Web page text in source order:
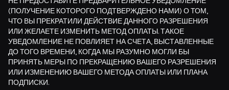
(ПОЛУЧЕНИЕ КОТОРОГО ПОДТВЕРЖДЕНО НАМИ) О ТОМ,
ЧТО ВЫ ПРЕКРАТИЛИ ДЕЙСТВИЕ ДАННОГО РАЗРЕШЕНИЯ
ИЛИ ЖЕЛАЕТЕ ИЗМЕНИТЬ МЕТОД ОПЛАТЫ. ТАКОЕ
УВЕДОМЛЕНИЕ НЕ ПОВЛИЯЕТ НА СЧЕТА, ВЫСТАВЛЕННЫЕ
ДО ТОГО ВРЕМЕНИ, КОГДА МЫ РАЗУМНО МОГЛИ БЫ
ПРИНЯТЬ МЕРЫ ПО ПРЕКРАЩЕНИЮ ВАШЕГО РАЗРЕШЕНИЯ
ИЛИ ИЗМЕНЕНИЮ ВАШЕГО МЕТОДА ОПЛАТЫ ИЛИ ПЛАНА
ПОДПИСКИ.